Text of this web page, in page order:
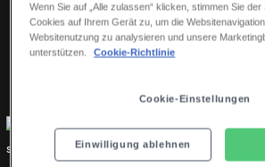
ALLE SHOWS HAMBURGSTUTTGART
Wenn Sie auf „Alle zulassen“ klicken, stimmen Sie
Cookies auf Ihrem Gerät zu, um die
Websitenutzung zu analysieren und unsere
unterstützen.
Cookie-Richtlinie
Cookie-Einstellungen
Einwilligung ablehnen